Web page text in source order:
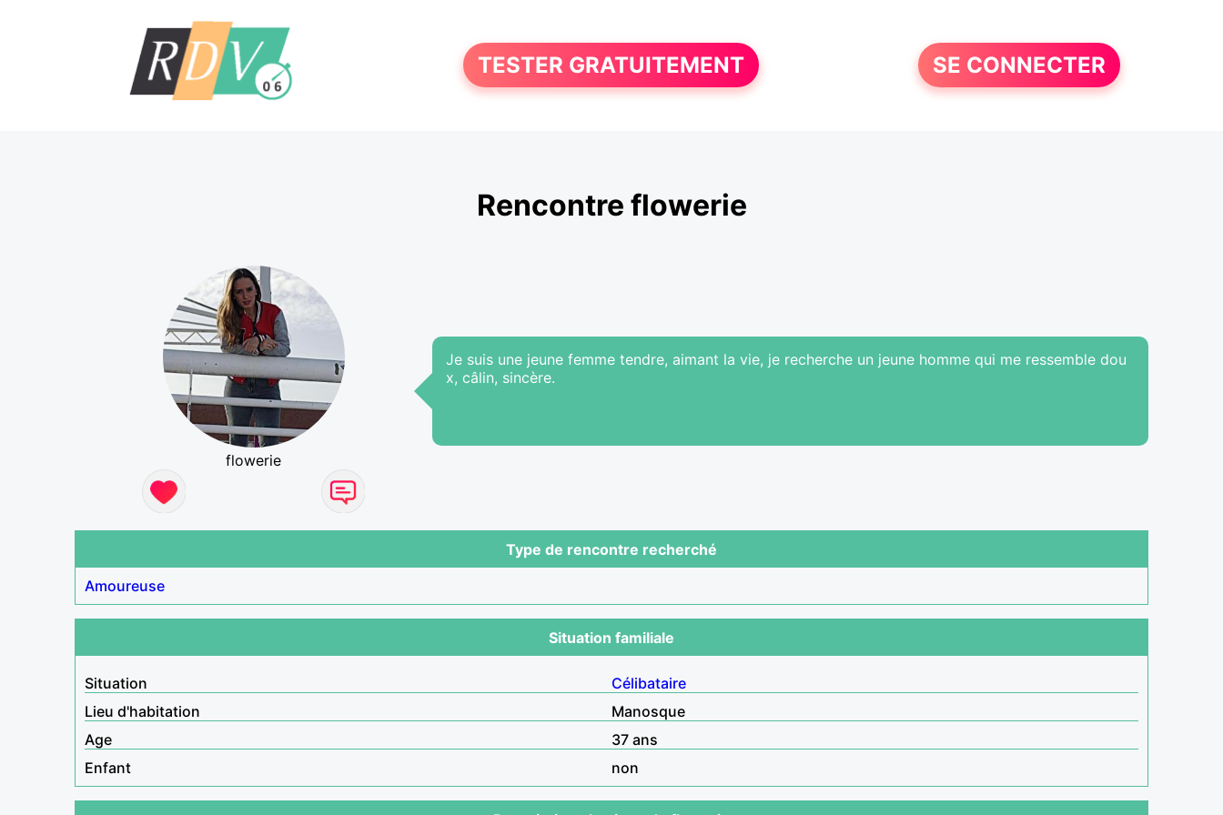
TESTER GRATUITEMENT SE CONNECTER
Rencontre flowerie
flowerie
Je suis une jeune femme tendre, aimant la vie, je recherche un jeune homme qui me ressemble dou
x, câlin, sincère.
Type de rencontre recherché
Amoureuse
Situation familiale
Situation
Célibataire
Lieu d'habitation
Manosque
Age
37 ans
Enfant
non